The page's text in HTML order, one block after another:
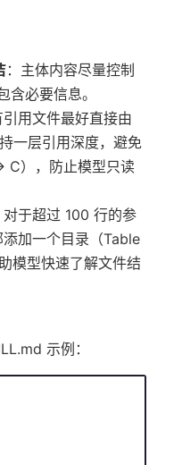
：主体内容尽量控制
必要信息。
引用文件最好直接由
一层引用深度，避免
），防止模型只读
对于超过 100 行的参
加一个目录（Table
模型快速了解文件结
示例：